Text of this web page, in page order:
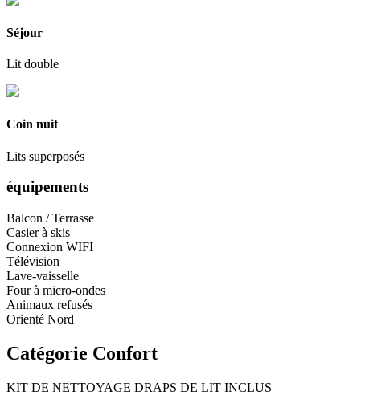
Séjour
Lit double
Coin nuit
Lits superposés
équipements
Balcon / Terrasse
Casier à skis
Connexion WIFI
Télévision
Lave-vaisselle
Four à micro-ondes
Animaux refusés
Orienté Nord
Catégorie Confort
KIT DE NETTOYAGE DRAPS DE LIT INCLUS